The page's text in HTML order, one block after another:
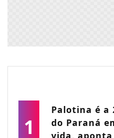
1
Palotina é a
do Paraná
vida, aponta